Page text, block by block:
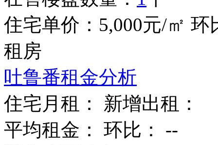
住宅单价： 5,000元/㎡ 环
租房
吐鲁番租金分析
住宅月租：
新增出租：
平均租金：
环比：
--